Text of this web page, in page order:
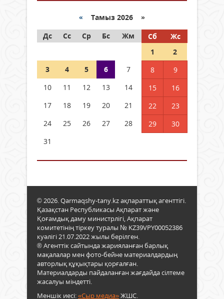
« Тамыз 2026 »
Дс
Сс Ср Бс Жм Сб
Жс
1
2
3
4 5 6 7 8
9
10
11 12 13 14 15
16
17
18 19 20 21 22
23
24
25 26 27 28 29
30
31
© 2026. Qarmaqshy-tany.kz ақпараттық агенттігі.
Қазақстан Республикасы Ақпарат және
Қоғамдық даму министрлігі, Ақпарат
комитетінің тіркеу туралы № KZ39VPY00052386
куәлігі 21.07.2022 жылы берілген.
® Агенттік сайтында жарияланған барлық
мақалалар мен фото-бейне материалдардың
авторлық құқықтары қорғалған.
Материалдарды пайдаланған жағдайда сілтеме
жасалуы міндетті.
Меншік иесі:«Сыр медиа»ЖШС.